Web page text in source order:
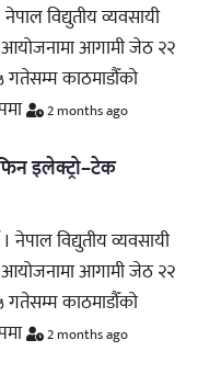
विद्युतीय व्यवसायी
आगामी जेठ २२
काठमाडौँको
2 months ago
इलेक्ट्रो–टेक
नेपाल विद्युतीय व्यवसायी
आगामी जेठ २२
काठमाडौँको
2 months ago